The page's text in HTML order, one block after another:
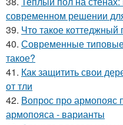
современном решении
39. Что такое
40. Современные
такое?
41. Как защитить свои
от тли
42. Вопрос про армопояс
армопояса - варианты